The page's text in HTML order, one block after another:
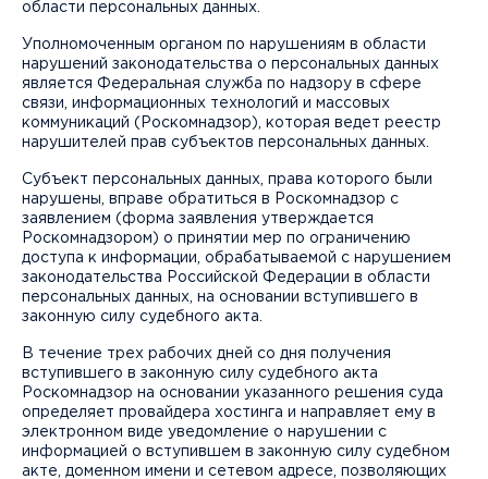
области персональных данных.
Уполномоченным органом по нарушениям в области
нарушений законодательства о персональных данных
является Федеральная служба по надзору в сфере
связи, информационных технологий и массовых
коммуникаций (Роскомнадзор), которая ведет реестр
нарушителей прав субъектов персональных данных.
Субъект персональных данных, права которого были
нарушены, вправе обратиться в Роскомнадзор с
заявлением (форма заявления утверждается
Роскомнадзором) о принятии мер по ограничению
доступа к информации, обрабатываемой с нарушением
законодательства Российской Федерации в области
персональных данных, на основании вступившего в
законную силу судебного акта.
В течение трех рабочих дней со дня получения
вступившего в законную силу судебного акта
Роскомнадзор на основании указанного решения суда
определяет провайдера хостинга и направляет ему в
электронном виде уведомление о нарушении с
информацией о вступившем в законную силу судебном
акте, доменном имени и сетевом адресе, позволяющих